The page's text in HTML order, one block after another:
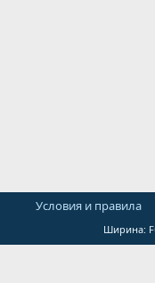
Условия и правила
Ширина